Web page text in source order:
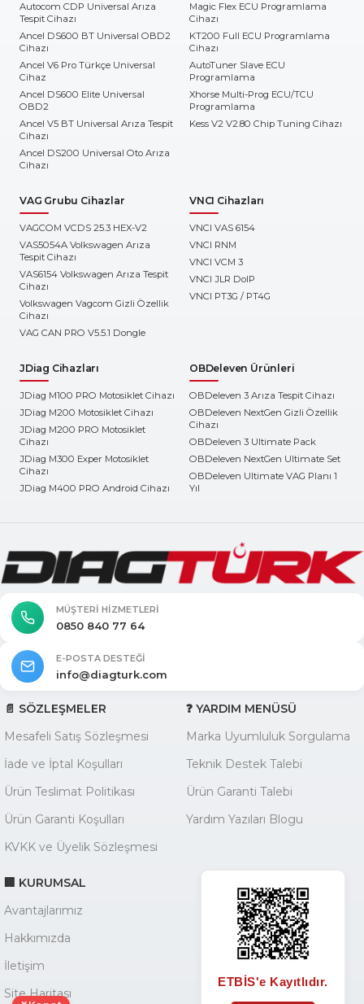
Autocom CDP Universal Arıza
Tespit Cihazı
Ancel DS600 BT Universal OBD2
Cihazı
Ancel V6 Pro Türkçe Universal
Cihaz
Ancel DS600 Elite Universal
OBD2
Ancel V5 BT Universal Arıza Tespit
Cihazı
Ancel DS200 Universal Oto Arıza
Cihazı
Magic Flex ECU Programlama
Cihazı
KT200 Full ECU Programlama
Cihazı
AutoTuner Slave ECU
Programlama
Xhorse Multi-Prog ECU/TCU
Programlama
Kess V2 V2.80 Chip Tuning Cihazı
VAG Grubu Cihazlar
VAGCOM VCDS 25.3 HEX-V2
VAS5054A Volkswagen Arıza
Tespit Cihazı
VAS6154 Volkswagen Arıza Tespit
Cihazı
Volkswagen Vagcom Gizli Özellik
Cihazı
VAG CAN PRO V5.5.1 Dongle
VNCI Cihazları
VNCI VAS 6154
VNCI RNM
VNCI VCM 3
VNCI JLR DoIP
VNCI PT3G / PT4G
JDiag Cihazları
JDiag M100 PRO Motosiklet Cihazı
JDiag M200 Motosiklet Cihazı
JDiag M200 PRO Motosiklet
Cihazı
JDiag M300 Exper Motosiklet
Cihazı
JDiag M400 PRO Android Cihazı
OBDeleven Ürünleri
OBDeleven 3 Arıza Tespit Cihazı
OBDeleven NextGen Gizli Özellik
Cihazı
OBDeleven 3 Ultimate Pack
OBDeleven NextGen Ultimate Set
OBDeleven Ultimate VAG Planı 1
Yıl
MÜŞTERI HIZMETLERI
0850 840 77 64
E-POSTA DESTEĞI
info@diagturk.com
📄 SÖZLEŞMELER
Mesafeli Satış Sözleşmesi
İade ve İptal Koşulları
Ürün Teslimat Politikası
Ürün Garanti Koşulları
KVKK ve Üyelik Sözleşmesi
❓ YARDIM MENÜSÜ
Marka Uyumluluk Sorgulama
Teknik Destek Talebi
Ürün Garanti Talebi
Yardım Yazıları Blogu
🏢 KURUMSAL
Avantajlarımız
Hakkımızda
İletişim
Site Haritası
ETBİS'e Kayıtlıdır.